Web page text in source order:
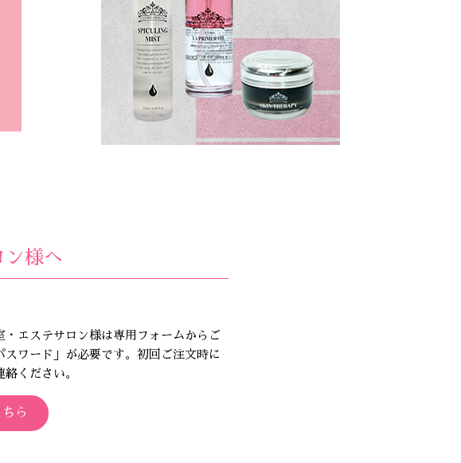
ン様へ
エステサロン様は専用フォームからご
ワード」が必要です。初回ご注文時に
ください。
ら